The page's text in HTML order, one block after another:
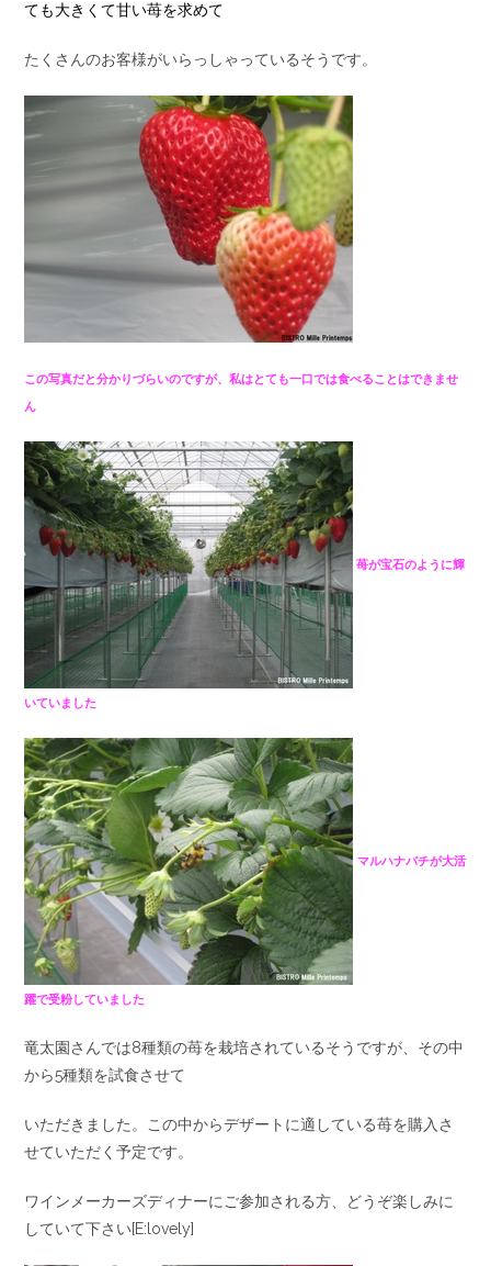
ても大きくて甘い苺を求めて
たくさんのお客様がいらっしゃっているそうです。
この写真だと分かりづらいのですが、私はとても一口では食べることはできませ
ん
苺が宝石のように輝
いていました
マルハナバチが大活
躍で受粉していました
竜太園さんでは8種類の苺を栽培されているそうですが、その中
から5種類を試食させて
いただきました。この中からデザートに適している苺を購入さ
せていただく予定です。
ワインメーカーズディナーにご参加される方、どうぞ楽しみに
していて下さい[E:lovely]